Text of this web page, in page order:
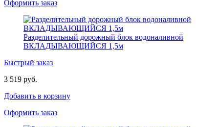
Оформить заказ
Разделительный дорожный блок водоналивной
ВКЛАДЫВАЮЩИЙСЯ 1,5м
Быстрый заказ
3 519 руб.
Добавить в корзину
Оформить заказ